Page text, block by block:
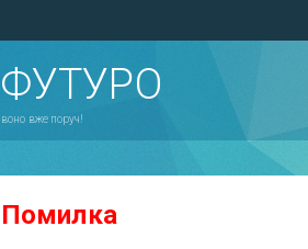
ФУТУРО
воно вже поруч!
Помилка